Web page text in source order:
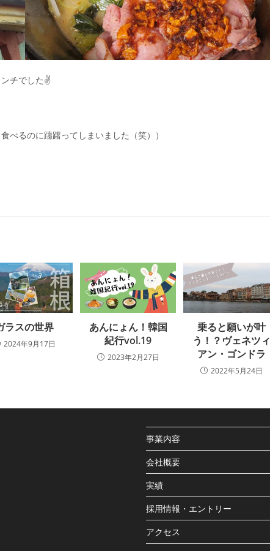
チでした✌
べるのに躊躇ってしまいました（笑））
ラスの世界
2024年9月17日
あんにょん！韓国
紀行vol.19
2023年2月27日
乗ると願いが叶
う！？ヴェネツィ
アン・ゴンドラ
2022年5月24日
事業内容
会社概要
実績
採用情報・エントリー
アクセス